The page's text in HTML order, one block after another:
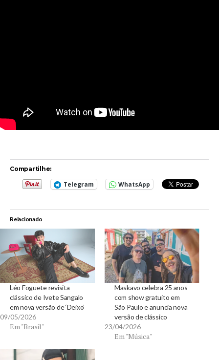
Compartilhe:
Telegram WhatsApp
Relacionado
Léo Foguete revisita
clássico de Ivete Sangalo
em nova versão de ‘Deixo’
09/05/2026
Em "Brasil"
Maskavo celebra 25 anos
com show gratuito em
São Paulo e anuncia nova
versão de clássico
23/04/2026
Em "Música"